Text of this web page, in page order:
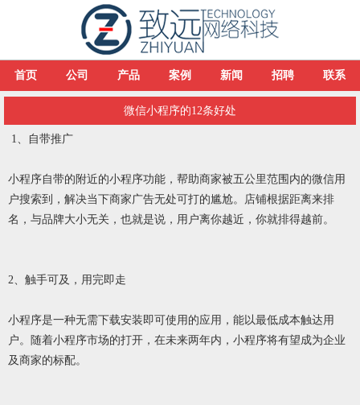
首页 公司 产品 案例 新闻 招聘 联系
微信小程序的12条好处
1、自带推广
小程序自带的附近的小程序功能，帮助商家被五公里范围内的微信用
户搜索到，解决当下商家广告无处可打的尴尬。店铺根据距离来排
名，与品牌大小无关，也就是说，用户离你越近，你就排得越前。
2、触手可及，用完即走
小程序是一种无需下载安装即可使用的应用，能以最低成本触达用
户。随着小程序市场的打开，在未来两年内，小程序将有望成为企业
及商家的标配。